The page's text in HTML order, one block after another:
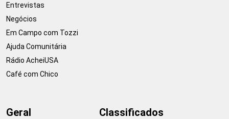
Entrevistas
Negócios
Em Campo com Tozzi
Ajuda Comunitária
Rádio AcheiUSA
Café com Chico
Geral Classificados